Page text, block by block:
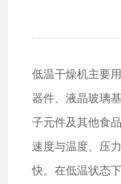
低温干燥机主要
器件、液晶玻璃
子元件及其他食
速度与温度、压
快。在低温状态